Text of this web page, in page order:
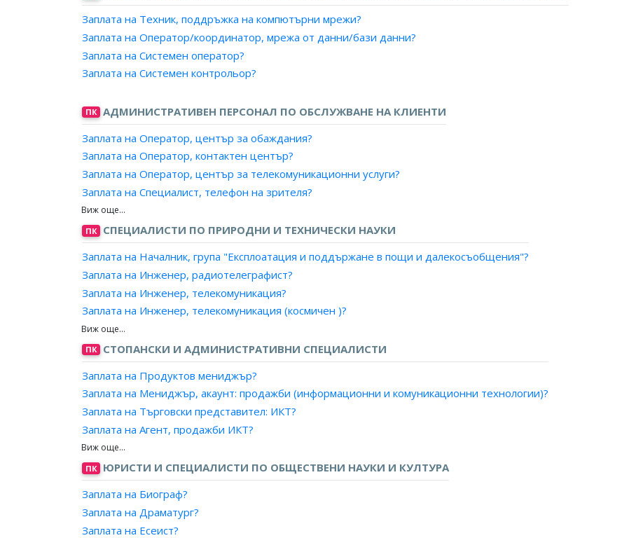
Заплата на Техник, поддръжка на компютърни мрежи?
Заплата на Оператор/координатор, мрежа от данни/бази данни?
Заплата на Системен оператор?
Заплата на Системен контрольор?
ПК АДМИНИСТРАТИВЕН ПЕРСОНАЛ ПО ОБСЛУЖВАНЕ НА КЛИЕНТИ
Заплата на Оператор, център за обаждания?
Заплата на Оператор, контактен център?
Заплата на Оператор, център за телекомуникационни услуги?
Заплата на Специалист, телефон на зрителя?
Заплата на Информатор, пътническо обслужване?
ПК СПЕЦИАЛИСТИ ПО ПРИРОДНИ И ТЕХНИЧЕСКИ НАУКИ
Заплата на Началник, група "Експлоатация и поддържане в пощи и далекосъобщения"?
Заплата на Инженер, радиотелеграфист?
Заплата на Инженер, телекомуникация?
Заплата на Инженер, телекомуникация (космичен )?
Заплата на Инженер, телекомуникация (радарни системи )?
Заплата на Инженер, телекомуникация (радио)?
Заплата на Инженер, телекомуникация (сигнални системи)?
Заплата на Инженер, телекомуникация (телевизия )?
Заплата на Инженер, телекомуникация (телеграф)?
Заплата на Инженер, телекомуникация (телефон)?
Заплата на Инженер, ръководител екип/радио и телевизия?
Заплата на Инженер, АРС на подвижен състав, метрополитен?
Заплата на Експерт, телекомуникации и мрежи за данни?
Заплата на Експерт, комуникации?
Заплата на Специалист, телекомуникации и мрежи за данни?
Заплата на Специалист, маршрутизаторно оборудване?
ПК СТОПАНСКИ И АДМИНИСТРАТИВНИ СПЕЦИАЛИСТИ
Заплата на Продуктов мениджър?
Заплата на Мениджър, акаунт: продажби (информационни и комуникационни технологии)?
Заплата на Търговски представител: ИКТ?
Заплата на Агент, продажби ИКТ?
Заплата на Консултант, продажби ИКТ?
ПК ЮРИСТИ И СПЕЦИАЛИСТИ ПО ОБЩЕСТВЕНИ НАУКИ И КУЛТУРА
Заплата на Биограф?
Заплата на Драматург?
Заплата на Есеист?